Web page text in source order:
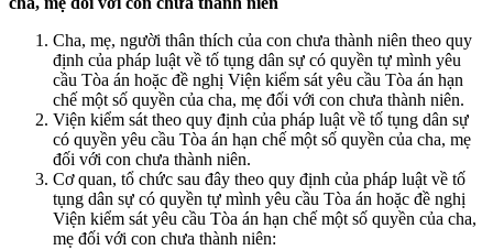
Cha, mẹ, người thân thích của con chưa thành niên theo quy
định của pháp luật về tố tụng dân sự có quyền tự mình yêu
cầu Tòa án hoặc đề nghị Viện kiểm sát yêu cầu Tòa án hạn
chế một số quyền của cha, mẹ đối với con chưa thành niên.
Viện kiểm sát theo quy định của pháp luật về tố tụng dân sự
có quyền yêu cầu Tòa án hạn chế một số quyền của cha, mẹ
đối với con chưa thành niên.
Cơ quan, tổ chức sau đây theo quy định của pháp luật về tố
tụng dân sự có quyền tự mình yêu cầu Tòa án hoặc đề nghị
Viện kiểm sát yêu cầu Tòa án hạn chế một số quyền của cha,
mẹ đối với con chưa thành niên: